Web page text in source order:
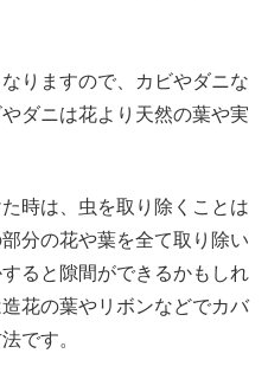
りますので、カビやダニな
ダニは花より天然の葉や実
時は、虫を取り除くことは
分の花や葉を全て取り除い
ると隙間ができるかもしれ
花の葉やリボンなどでカバ
です。